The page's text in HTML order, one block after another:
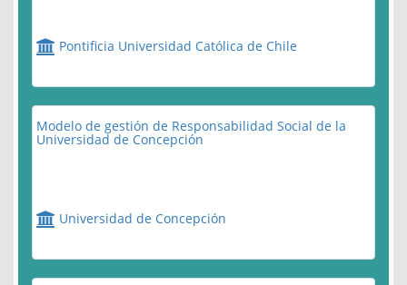
Pontificia Universidad Católica de Chile
Modelo de gestión de Responsabilidad Social de la
Universidad de Concepción
Universidad de Concepción